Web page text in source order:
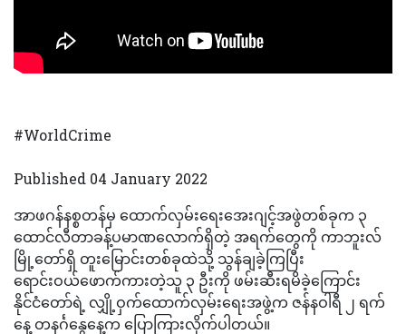
#WorldCrime
Published 04 January 2022
အာဖဂန်နစ္စတန်မှ ထောက်လှမ်းရေးအေးဂျင့်အဖွဲတစ်ခုက ၃
ထောင်လီတာခန့်ပမာဏလောက်ရှိတဲ့ အရက်တွေကို ကာဘူးလ်
မြို့တော်ရှိ တူးမြောင်းတစ်ခုထဲသို့ သွန်ချခဲ့ကြပြီး
ရောင်းဝယ်ဖောက်ကားတဲ့သူ ၃ ဦးကို ဖမ်းဆီးရမိခဲ့ကြောင်း
နိုင်ငံတော်ရဲ့ လျှို့ဝှက်ထောက်လှမ်းရေးအဖွဲ့က ဇန်နဝါရီ ၂ ရက်
နေ့ တနင်္ဂနွေနေ့က ပြောကြားလိုက်ပါတယ်။